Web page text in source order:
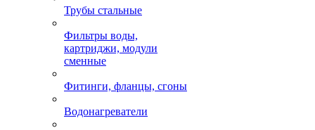
Трубы стальные
Фильтры воды,
картриджи, модули
сменные
Фитинги, фланцы, сгоны
Водонагреватели